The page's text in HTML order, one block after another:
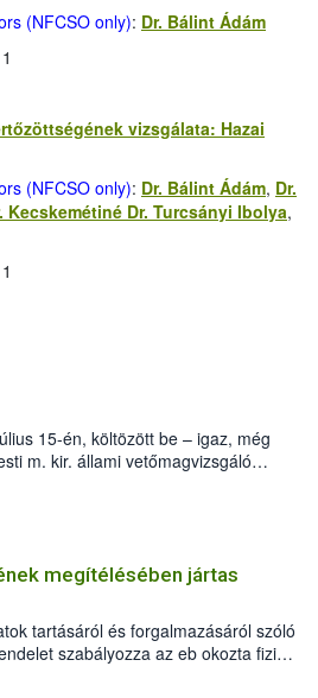
(NFCSO only): Dr. Bálint Ádám
vizsgálata: Hazai
(NFCSO only): Dr. Bálint Ádám, Dr.
Kecskemétiné Dr. Turcsányi Ibolya,
15-én, költözött be – igaz, még
m. kir. állami vetőmagvizsgáló
szám alatti, Czigler Győző által
megítélésében jártas
tartásáról és forgalmazásáról szóló
szabályozza az eb okozta fizikai
keletkezésekor felmerülő